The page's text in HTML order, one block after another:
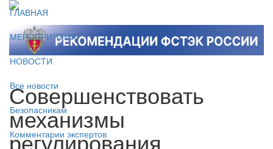
ГЛАВНАЯ
МЕРОПРИЯТИЯ
НОВОСТИ
Все новости
Безопасникам
Комментарии экспертов
Совершенствовать
механизмы
регулирования